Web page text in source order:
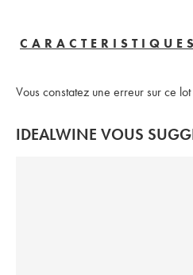
Vous constatez une erreur sur ce lot
IDEALWINE VOUS